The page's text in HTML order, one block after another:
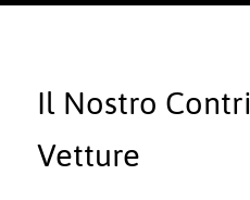
Il Nostro
Vetture